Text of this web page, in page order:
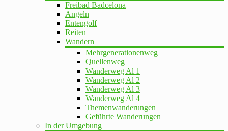
Freibad Badcelona
Angeln
Entengolf
Reiten
Wandern
Mehrgenerationenweg
Quellenweg
Wanderweg Al 1
Wanderweg Al 2
Wanderweg Al 3
Wanderweg Al 4
Themenwanderungen
Geführte Wanderungen
In der Umgebung